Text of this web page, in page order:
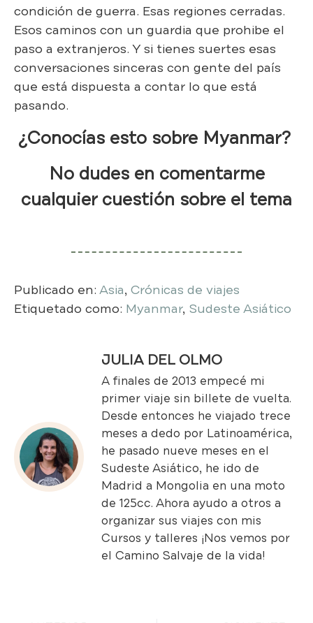
condición de guerra. Esas regiones cerradas.
Esos caminos con un guardia que prohibe el
paso a extranjeros. Y si tienes suertes esas
conversaciones sinceras con gente del país
que está dispuesta a contar lo que está
pasando.
¿Conocías esto sobre Myanmar?
No dudes en comentarme
cualquier cuestión sobre el tema
Publicado en: Asia, Crónicas de viajes
Etiquetado como: Myanmar, Sudeste Asiático
JULIA DEL OLMO
A finales de 2013 empecé mi
primer viaje sin billete de vuelta.
Desde entonces he viajado trece
meses a dedo por Latinoamérica,
he pasado nueve meses en el
Sudeste Asiático, he ido de
Madrid a Mongolia en una moto
de 125cc. Ahora ayudo a otros a
organizar sus viajes con mis
Cursos y talleres ¡Nos vemos por
el Camino Salvaje de la vida!